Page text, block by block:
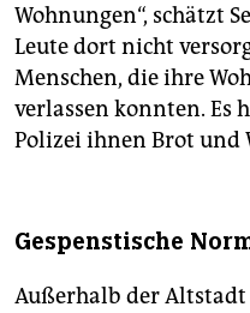
Wohnungen“, schätzt
Leute dort nicht
Menschen, die ihre
verlassen konnten. Es
Polizei ihnen Brot und
Gespenstische
Außerhalb der Altstadt